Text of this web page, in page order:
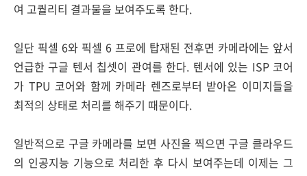
여 고퀄리티 결과물을 보여주도록 한다.
일단 픽셀 6와 픽셀 6 프로에 탑재된 전후면 카메라에는 앞서
언급한 구글 텐서 칩셋이 관여를 한다. 텐서에 있는 ISP 코어
가 TPU 코어와 함께 카메라 렌즈로부터 받아온 이미지들을
최적의 상태로 처리를 해주기 때문이다.
일반적으로 구글 카메라를 보면 사진을 찍으면 구글 클라우드
의 인공지능 기능으로 처리한 후 다시 보여주는데 이제는 그